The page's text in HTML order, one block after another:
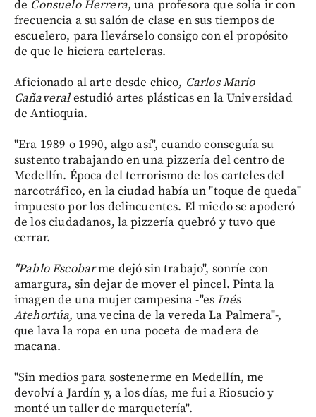
de Consuelo Herrera, una profesora que solía ir con
frecuencia a su salón de clase en sus tiempos de
escuelero, para llevárselo consigo con el propósito
de que le hiciera carteleras.
Aficionado al arte desde chico, Carlos Mario
Cañaveralestudió artes plásticas en la Universidad
de Antioquia.
"Era 1989 o 1990, algo así", cuando conseguía su
sustento trabajando en una pizzería del centro de
Medellín. Época del terrorismo de los carteles del
narcotráfico, en la ciudad había un "toque de queda"
impuesto por los delincuentes. El miedo se apoderó
de los ciudadanos, la pizzería quebró y tuvo que
cerrar.
"Pablo Escobarme dejó sin trabajo", sonríe con
amargura, sin dejar de mover el pincel. Pinta la
imagen de una mujer campesina -"esInés
Atehortúa, una vecina de la vereda La Palmera"-,
que lava la ropa en una poceta de madera de
macana.
"Sin medios para sostenerme en Medellín, me
devolví a Jardín y, a los días, me fui a Riosucio y
monté un taller de marquetería".